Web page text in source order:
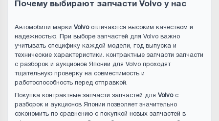
Почему выбирают запчасти Volvo у нас
Автомобили марки Volvoотличаются высоким качеством и
надежностью. При выборе запчастей для Volvo важно
учитывать специфику каждой модели, год выпуска и
технические характеристики. контрактные запчасти запчасти
с разборок и аукционов Японии для Volvo проходят
тщательную проверку на совместимость и
работоспособность перед отправкой.
Покупка контрактные запчасти запчастей для Volvoс
разборок и аукционов Японии позволяет значительно
сэкономить по сравнению с покупкой новых запчастей в